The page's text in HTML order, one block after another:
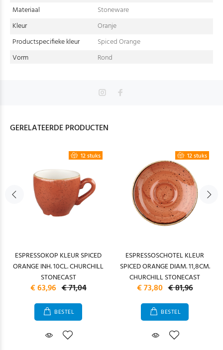
Materiaal
Stoneware
Kleur
Oranje
Productspecifieke kleur
Spiced Orange
Vorm
Rond
GERELATEERDE PRODUCTEN
12 stuks
ESPRESSOKOP KLEUR SPICED
ORANGE INH. 10CL. CHURCHILL
STONECAST
€ 63,96 € 71,04
BESTEL
12 stuks
ESPRESSOSCHOTEL KLEUR
SPICED ORANGE DIAM. 11,8CM.
CHURCHILL STONECAST
€ 73,80 € 81,96
BESTEL